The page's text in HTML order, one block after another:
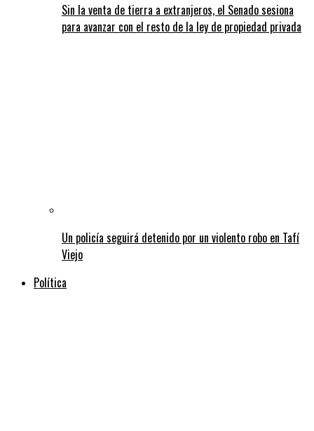
Sin la venta de tierra a extranjeros, el Senado sesiona
para avanzar con el resto de la ley de propiedad privada
Un policía seguirá detenido por un violento robo en Tafí
Viejo
Política